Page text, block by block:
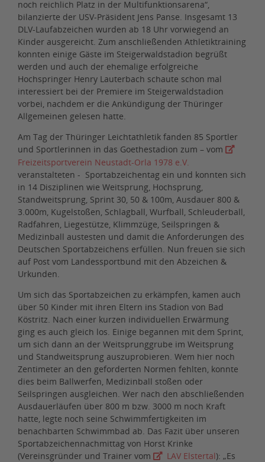
noch reichlich Platz in der Multifunktionsarena“,
bilanzierte der USV-Präsident Jens Panse. Insgesamt 13
DLV-Laufabzeichen wurden ab 18 Uhr vorwiegend an
Kinder ausgereicht. Zum anschließenden Athletiktraining
konnten einige Gäste im Steigerwaldstadion begrüßt
werden und auch der ehemalige erfolgreiche
Hochspringer Henry Lauterbach schaute schon mal
interessiert bei der Premiere im Steigerwaldstadion
vorbei, nachdem er die Ankündigung der Thüringer
Allgemeinen gelesen hatte.
Am Tag der Thüringer Leichtathletik fanden 85 Sportler
und Sportlerinnen in das Goethestadion zum – vom
Freizeitsportverein Neustadt-Orla 1978 e.V.
veranstalteten - Sportabzeichentag ein und konnten sich
in 14 Disziplinen wie Weitsprung, Hochsprung,
Standweitsprung, Sprint 30, 50 & 100m, Ausdauer 800 &
3.000m, Kugelstoßen, Schlagball, Wurfball, Schleuderball,
Radfahren, Liegestütze, Klimmzüge, Seilspringen &
Medizinball austesten und damit die Anforderungen des
Deutschen Sportabzeichens erfüllen. Nun freuen sie sich
auf Post vom Landessportbund mit den Abzeichen &
Urkunden.
Um sich das Sportabzeichen zu erkämpfen, kamen auch
über 50 Kinder mit ihren Eltern ins Stadion von Bad
Köstritz. Nach einer kurzen individuellen Erwärmung
ging es auch gleich los. Einige begannen mit dem Sprint,
um sich dann an der Weitsprunggrube im Weitsprung
und Standweitsprung auszuprobieren. Wem hier noch
Zentimeter an den geforderten Normen fehlten, konnte
dies beim Ballwerfen, Medizinball stoßen oder
Seilspringen ausgleichen. Wer nach den abschließenden
Ausdauerläufen über 800 m bzw. 3000 m noch Kraft
hatte, legte noch seine Schwimmfertigkeiten im
benachbarten Schwimmbad ab. Das Fazit über unseren
Sportabzeichennachmittag von Horst Krinke
(Vereinsgründer und Trainer vom
LAV Elstertal): „Es